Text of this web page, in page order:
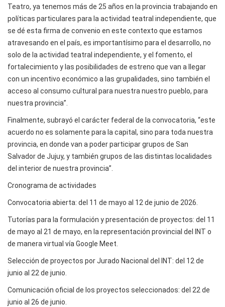
Teatro, ya tenemos más de 25 años en la provincia trabajando en
políticas particulares para la actividad teatral independiente, que
se dé esta firma de convenio en este contexto que estamos
atravesando en el país, es importantísimo para el desarrollo, no
solo de la actividad teatral independiente, y el fomento, el
fortalecimiento y las posibilidades de estreno que van a llegar
con un incentivo económico a las grupalidades, sino también el
acceso al consumo cultural para nuestra nuestro pueblo, para
nuestra provincia”.
Finalmente, subrayó el carácter federal de la convocatoria, “este
acuerdo no es solamente para la capital, sino para toda nuestra
provincia, en donde van a poder participar grupos de San
Salvador de Jujuy, y también grupos de las distintas localidades
del interior de nuestra provincia”.
Cronograma de actividades
Convocatoria abierta: del 11 de mayo al 12 de junio de 2026.
Tutorías para la formulación y presentación de proyectos: del 11
de mayo al 21 de mayo, en la representación provincial del INT o
de manera virtual vía Google Meet.
Selección de proyectos por Jurado Nacional del INT: del 12 de
junio al 22 de junio.
Comunicación oficial de los proyectos seleccionados: del 22 de
junio al 26 de junio.